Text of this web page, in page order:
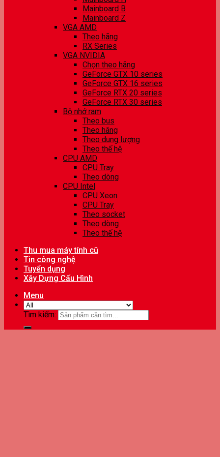
Mainboard B
Mainboard Z
VGA AMD
Theo hãng
RX Series
VGA NVIDIA
Chọn theo hãng
GeForce GTX 10 series
GeForce GTX 16 series
GeForce RTX 20 series
GeForce RTX 30 series
Bộ nhớ ram
Theo bus
Theo hãng
Theo dung lượng
Theo thế hệ
CPU AMD
CPU Tray
Theo dòng
CPU Intel
CPU Xeon
CPU Tray
Theo socket
Theo dòng
Theo thế hệ
Thu mua máy tính cũ
Tin công nghệ
Tuyển dụng
Xây Dựng Cấu Hình
Menu
Tìm kiếm: